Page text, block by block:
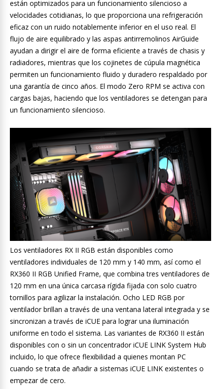
están optimizados para un funcionamiento silencioso a
velocidades cotidianas, lo que proporciona una refrigeración
eficaz con un ruido notablemente inferior en el uso real. El
flujo de aire equilibrado y las aspas antirremolinos AirGuide
ayudan a dirigir el aire de forma eficiente a través de chasis y
radiadores, mientras que los cojinetes de cúpula magnética
permiten un funcionamiento fluido y duradero respaldado por
una garantía de cinco años. El modo Zero RPM se activa con
cargas bajas, haciendo que los ventiladores se detengan para
un funcionamiento silencioso.
Los ventiladores RX II RGB están disponibles como
ventiladores individuales de 120 mm y 140 mm, así como el
RX360 II RGB Unified Frame, que combina tres ventiladores de
120 mm en una única carcasa rígida fijada con solo cuatro
tornillos para agilizar la instalación. Ocho LED RGB por
ventilador brillan a través de una ventana lateral integrada y se
sincronizan a través de iCUE para lograr una iluminación
uniforme en todo el sistema. Las variantes de RX360 II están
disponibles con o sin un concentrador iCUE LINK System Hub
incluido, lo que ofrece flexibilidad a quienes montan PC
cuando se trata de añadir a sistemas iCUE LINK existentes o
empezar de cero.